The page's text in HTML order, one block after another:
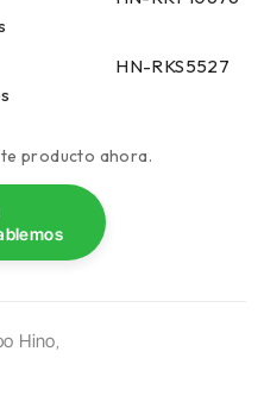
RK HN-RKS5527
producto ahora.
Hino